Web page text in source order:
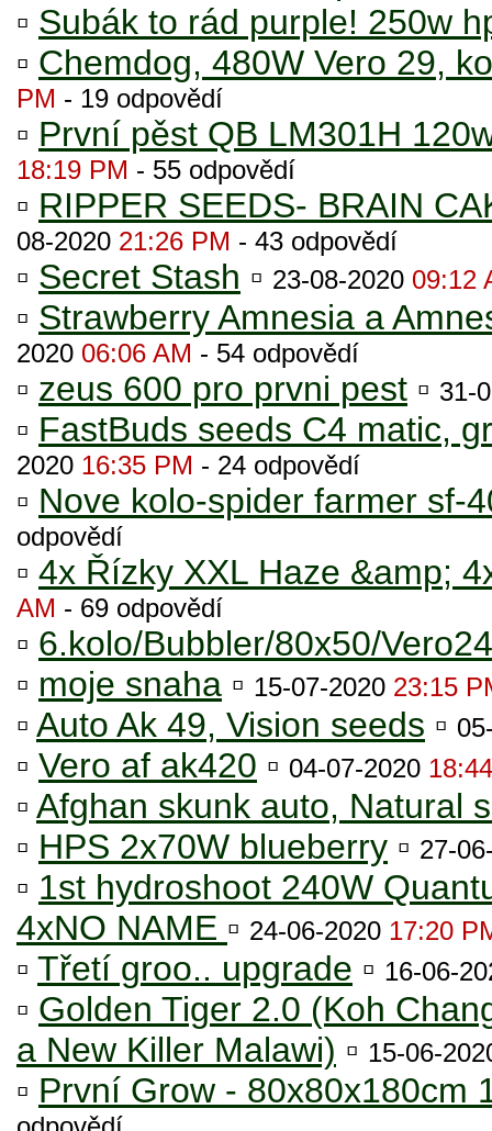
▫ Subák to rád purple! 250w
▫ Chemdog, 480W Vero 29,
PM - 19 odpovědí
▫ První pěst QB LM301H
18:19 PM - 55 odpovědí
▫ RIPPER SEEDS- BRAIN
08-2020 21:26 PM - 43 odpovědí
▫ Secret Stash ▫ 23-08-2020 09:12
▫ Strawberry Amnesia a
2020 06:06 AM - 54 odpovědí
▫ zeus 600 pro prvni pest ▫ 31-
▫ FastBuds seeds C4 matic,
2020 16:35 PM - 24 odpovědí
▫ Nove kolo-spider farmer sf-
odpovědí
▫ 4x Řízky XXL Haze &amp;
AM - 69 odpovědí
▫ 6.kolo/Bubbler/80x50/
▫ moje snaha ▫ 15-07-2020 23:15
▫ Auto Ak 49, Vision seeds ▫
▫ Vero af ak420 ▫ 04-07-2020
▫ Afghan skunk auto, Natural
▫ HPS 2x70W blueberry ▫ 27-
▫ 1st hydroshoot 240W
4xNO NAME ▫ 24-06-2020 17:20
▫ Třetí groo.. upgrade ▫ 16-06-
▫ Golden Tiger 2.0 (Koh
a New Killer Malawi) ▫ 15-06-
▫ První Grow - 80x80x180cm